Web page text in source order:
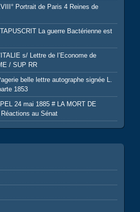
Portrait de Paris 4 Reines de
La guerre Bactérienne est
s/ Lettre de l’Econome de
/ SUP RR
belle lettre autographe signée L.
1853
24 mai 1885 # LA MORT DE
au Sénat